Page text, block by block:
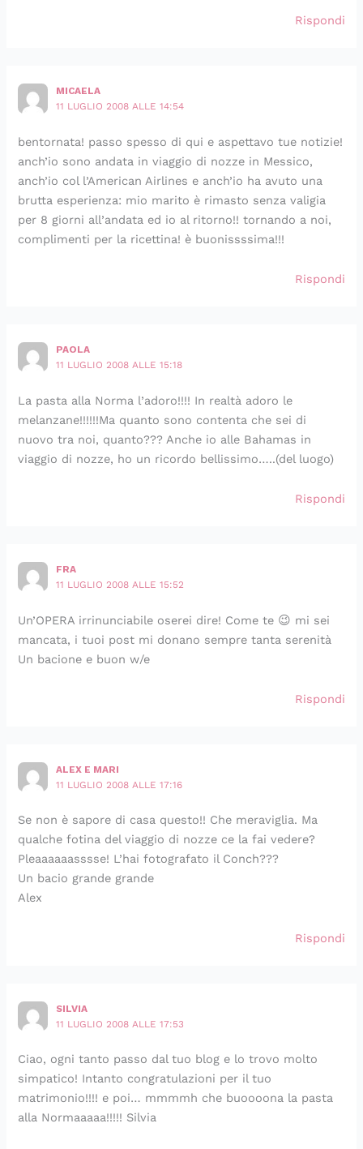
Rispondi
MICAELA
11 LUGLIO 2008 ALLE 14:54
bentornata! passo spesso di qui e aspettavo tue notizie!
anch’io sono andata in viaggio di nozze in Messico,
anch’io col l’American Airlines e anch’io ha avuto una
brutta esperienza: mio marito è rimasto senza valigia
per 8 giorni all’andata ed io al ritorno!! tornando a noi,
complimenti per la ricettina! è buonissssima!!!
Rispondi
PAOLA
11 LUGLIO 2008 ALLE 15:18
La pasta alla Norma l’adoro!!!! In realtà adoro le
melanzane!!!!!!Ma quanto sono contenta che sei di
nuovo tra noi, quanto??? Anche io alle Bahamas in
viaggio di nozze, ho un ricordo bellissimo…..(del luogo)
Rispondi
FRA
11 LUGLIO 2008 ALLE 15:52
Un’OPERA irrinunciabile oserei dire! Come te 😉 mi sei
mancata, i tuoi post mi donano sempre tanta serenità
Un bacione e buon w/e
Rispondi
ALEX E MARI
11 LUGLIO 2008 ALLE 17:16
Se non è sapore di casa questo!! Che meraviglia. Ma
qualche fotina del viaggio di nozze ce la fai vedere?
Pleaaaaaasssse! L’hai fotografato il Conch???
Un bacio grande grande
Alex
Rispondi
SILVIA
11 LUGLIO 2008 ALLE 17:53
Ciao, ogni tanto passo dal tuo blog e lo trovo molto
simpatico! Intanto congratulazioni per il tuo
matrimonio!!!! e poi… mmmmh che buoooona la pasta
alla Normaaaaa!!!!! Silvia